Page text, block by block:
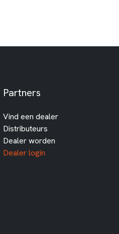
Partners
Vind een dealer
Distributeurs
Dealer worden
Dealer login